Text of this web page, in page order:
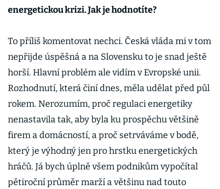
energetickou krizi. Jak je hodnotíte?
To příliš komentovat nechci. Česká vláda mi v tom
nepřijde úspěšná a na Slovensku to je snad ještě
horší. Hlavní problém ale vidím v Evropské unii.
Rozhodnutí, která činí dnes, měla udělat před půl
rokem. Nerozumím, proč regulaci energetiky
nenastavila tak, aby byla ku prospěchu většině
firem a domácností, a proč setrváváme v bodě,
který je výhodný jen pro hrstku energetických
hráčů. Já bych úplně všem podnikům vypočítal
pětiroční průměr marží a většinu nad touto